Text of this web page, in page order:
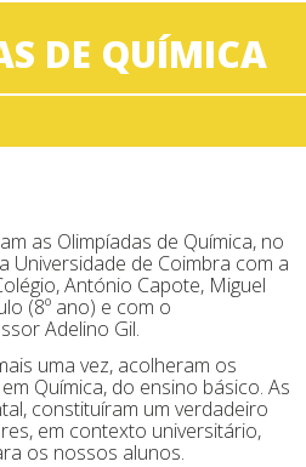
DE QUÍMICA
as Olimpíadas de Química, no
Universidade de Coimbra com a
António Capote, Miguel
(8º ano) e com o
Adelino Gil.
uma vez, acolheram os
Química, do ensino básico. As
constituíram um verdadeiro
em contexto universitário,
os nossos alunos.